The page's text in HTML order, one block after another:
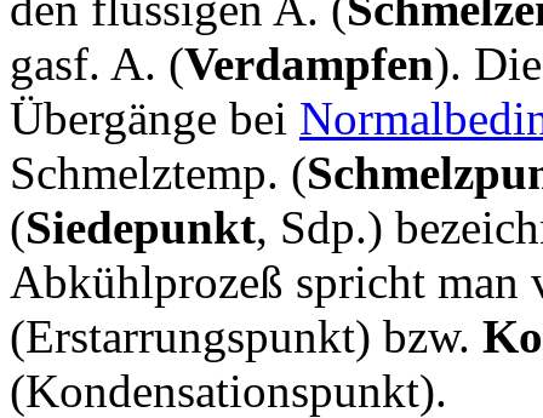
gasf. A. (Verdampfen).
Übergänge bei
Schmelztemp. (
(Siedepunkt, Sdp.)
Abkühlprozeß spricht man
(Erstarrungspunkt) bzw.
(Kondensationspunkt).